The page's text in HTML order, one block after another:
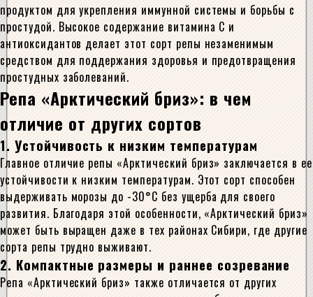
продуктом для укрепления иммунной системы и борьбы с
простудой. Высокое содержание витамина C и
антиоксидантов делает этот сорт репы незаменимым
средством для поддержания здоровья и предотвращения
простудных заболеваний.
Репа «Арктический бриз»: в чем
отличие от других сортов
1. Устойчивость к низким температурам
Главное отличие репы «Арктический бриз» заключается в ее
устойчивости к низким температурам. Этот сорт способен
выдерживать морозы до -30°C без ущерба для своего
развития. Благодаря этой особенности, «Арктический бриз»
может быть выращен даже в тех районах Сибири, где другие
сорта репы трудно выживают.
2. Компактные размеры и раннее созревание
Репа «Арктический бриз» также отличается от других